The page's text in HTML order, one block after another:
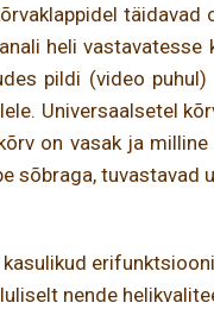
heli
pildi (video
Universaalsetel
on vasak ja
sõbraga,
nende